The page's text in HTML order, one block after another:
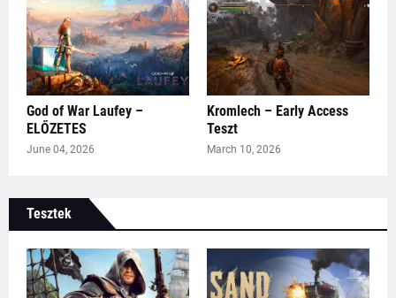
God of War Laufey –
ELŐZETES
June 04, 2026
Kromlech – Early Access
Teszt
March 10, 2026
Tesztek